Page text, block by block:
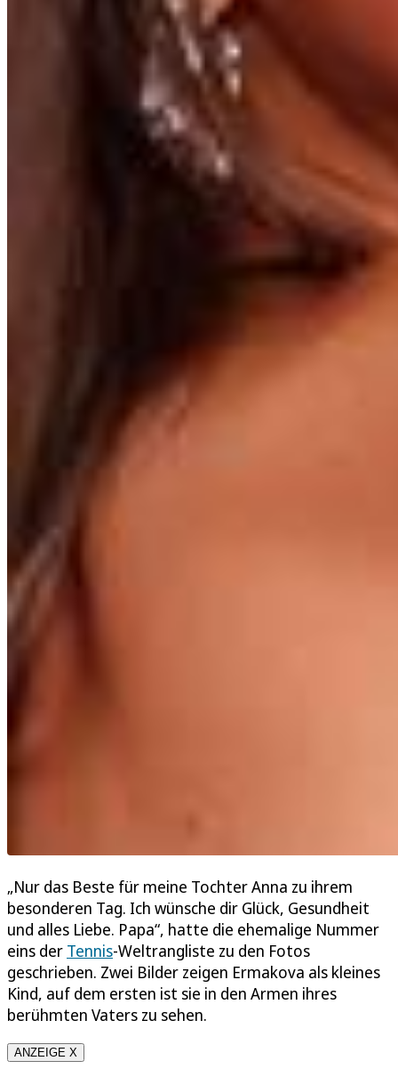
„Nur das Beste für meine Tochter Anna zu ihrem
besonderen Tag. Ich wünsche dir Glück, Gesundheit
und alles Liebe. Papa“, hatte die ehemalige Nummer
eins der Tennis-Weltrangliste zu den Fotos
geschrieben. Zwei Bilder zeigen Ermakova als kleines
Kind, auf dem ersten ist sie in den Armen ihres
berühmten Vaters zu sehen.
ANZEIGE X